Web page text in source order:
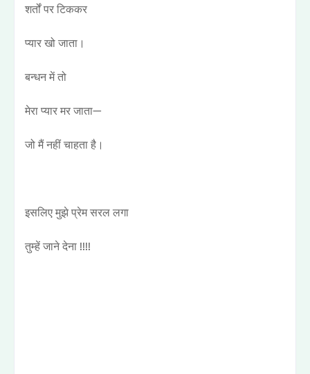
शर्तों पर टिककर
प्यार खो जाता।
बन्धन में तो
मेरा प्यार मर जाता—
जो मैं नहीं चाहता है।
इसलिए मुझे प्रेम सरल लगा
तुम्हें जाने देना !!!!